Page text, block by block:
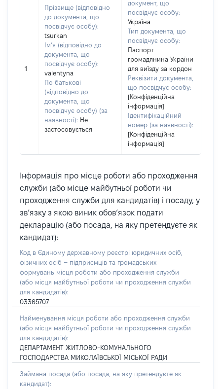
1
Прізвище (відповідно
до документа, що
посвідчує особу):
tsurkan
Ім’я (відповідно до
документа, що
посвідчує особу):
valentyna
По батькові
(відповідно до
документа, що
посвідчує особу) (за
наявності): Не
застосовується
документ, що
посвідчує особу:
Україна
Тип документа, що
посвідчує особу:
Паспорт
громадянина України
для виїзду за кордон
Реквізити документа,
що посвідчує особу:
[Конфіденційна
інформація]
Ідентифікаційний
номер (за наявності):
[Конфіденційна
інформація]
Інформація про місце роботи або проходження
служби (або місце майбутньої роботи чи
проходження служби для кандидатів) і посаду, у
зв’язку з якою виник обов’язок подати
декларацію (або посада, на яку претендуєте як
кандидат):
Код в Єдиному державному реєстрі юридичних осіб,
фізичних осіб – підприємців та громадських
формувань місця роботи або проходження служби
(або місця майбутньої роботи чи проходження служби
для кандидатів):
03365707
Найменування місця роботи або проходження служби
(або місця майбутньої роботи чи проходження служби
для кандидатів):
ДЕПАРТАМЕНТ ЖИТЛОВО-КОМУНАЛЬНОГО
ГОСПОДАРСТВА МИКОЛАЇВСЬКОЇ МІСЬКОЇ РАДИ
Займана посада (або посада, на яку претендуєте як
кандидат):